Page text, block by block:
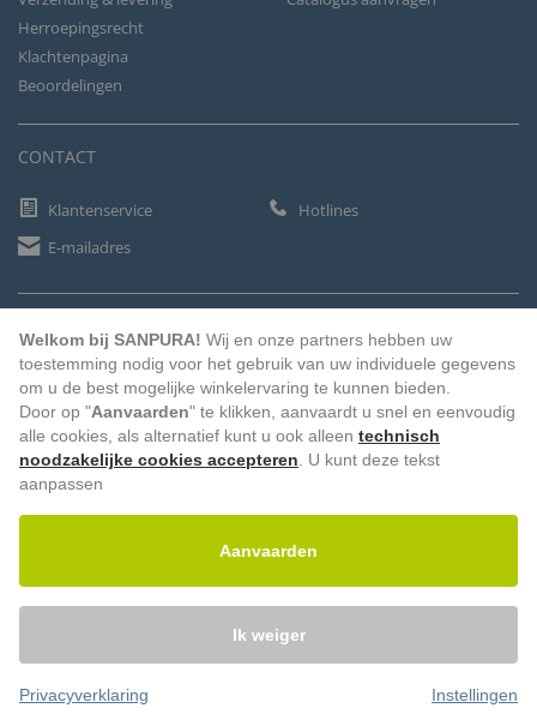
Herroepingsrecht
Klachtenpagina
Beoordelingen
CONTACT
Klantenservice
Hotlines
E-mailadres
Vooruitbetaling Factuur Automatische afschrijving
© 2026 – Sanpura. Alle rechten voorbehouden.
Welkom bij SANPURA! Wij en onze partners hebben uw
toestemming nodig voor het gebruik van uw individuele gegevens
om u de best mogelijke winkelervaring te kunnen bieden.
Door op "Aanvaarden" te klikken, aanvaardt u snel en eenvoudig
alle cookies, als alternatief kunt u ook alleen technisch
noodzakelijke cookies accepteren . U kunt deze tekst
aanpassen
Aanvaarden
Ik weiger
Privacyverklaring Instellingen